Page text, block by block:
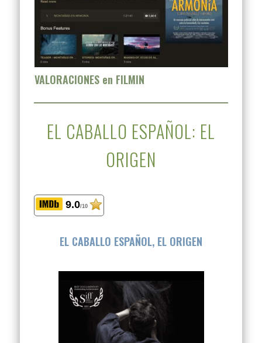
VALORACIONES en FILMIN
EL CABALLO ESPAÑOL: EL
ORIGEN
9.0/10
EL CABALLO ESPAÑOL, EL ORIGEN